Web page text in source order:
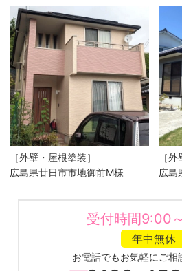
［外壁・屋根塗装］
広島県廿日市市地御前M様
［外
広島
受付時間9:00
年中無休
お電話でもお気軽にご相